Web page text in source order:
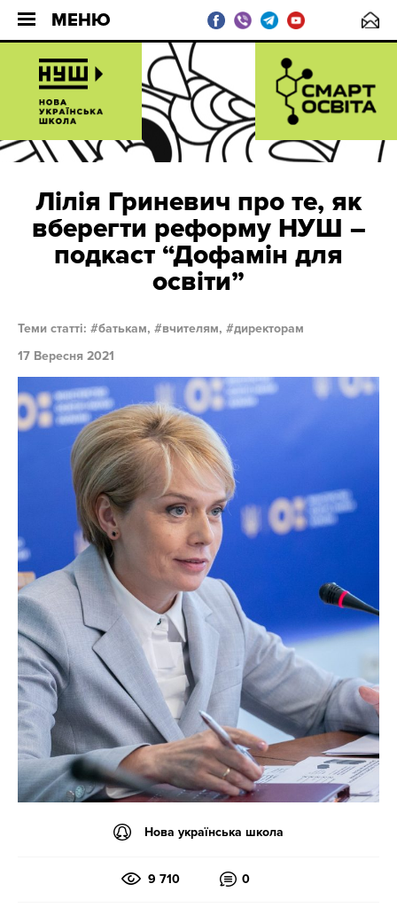
МЕНЮ
Лілія Гриневич про те, як
вберегти реформу НУШ –
подкаст “Дофамін для
освіти”
Теми статті: батькам, вчителям,
директорам
17 Вересня 2021
Нова українська школа
9 710 0